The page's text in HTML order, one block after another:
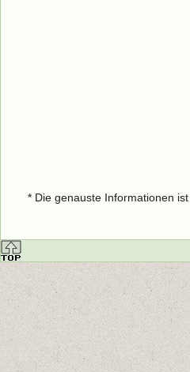
* Die genauste Informationen